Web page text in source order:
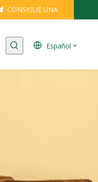
CONSIGUE UNA
Español